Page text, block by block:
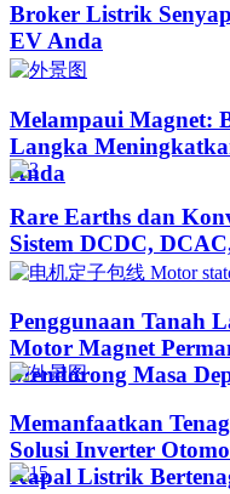
Broker Listrik
EV Anda
Melampaui Magnet:
Langka
Anda
Rare Earths dan
Sistem DCDC,
Penggunaan Tanah
Motor Magnet
Mendorong Masa
Memanfaatkan
Solusi Inverter
Kapal Listrik